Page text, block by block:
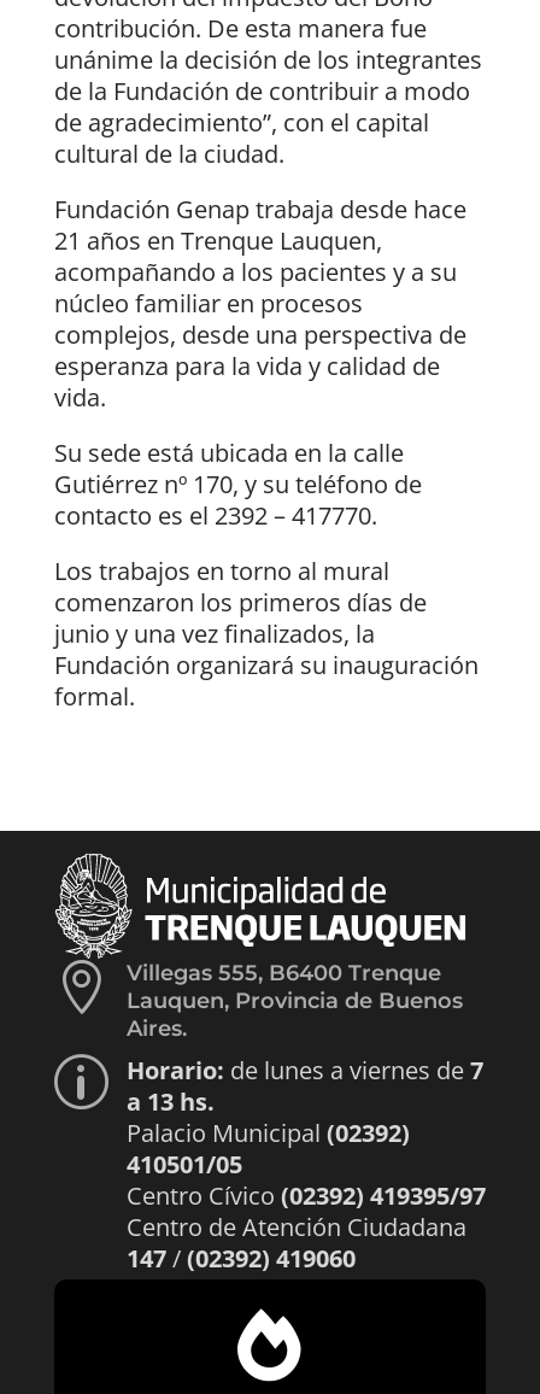
contribución. De esta manera fue
unánime la decisión de los integrantes
de la Fundación de contribuir a modo
de agradecimiento”, con el capital
cultural de la ciudad.
Fundación Genap trabaja desde hace
21 años en Trenque Lauquen,
acompañando a los pacientes y a su
núcleo familiar en procesos
complejos, desde una perspectiva de
esperanza para la vida y calidad de
vida.
Su sede está ubicada en la calle
Gutiérrez nº 170, y su teléfono de
contacto es el 2392 – 417770.
Los trabajos en torno al mural
comenzaron los primeros días de
junio y una vez finalizados, la
Fundación organizará su inauguración
formal.

Villegas 555, B6400 Trenque
Lauquen, Provincia de Buenos
Aires.
p Horario: de lunes a viernes de7
a 13 hs.
Palacio Municipal (02392)
410501/05
Centro Cívico (02392) 419395/97
Centro de Atención Ciudadana
147/(02392) 419060
